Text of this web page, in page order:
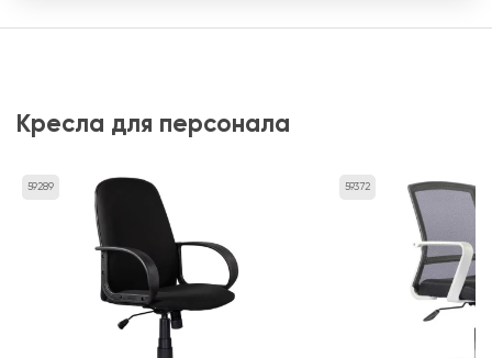
Кресла для персонала
59289 59372